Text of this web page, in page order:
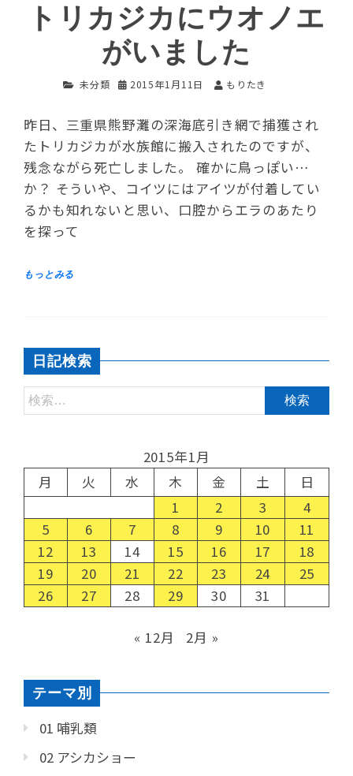
トリカジカにウオノエ
がいました
未分類 2015年1月11日 もりたき
昨日、三重県熊野灘の深海底引き網で捕獲され
たトリカジカが水族館に搬入されたのですが、
残念ながら死亡しました。 確かに鳥っぽい…
か？ そういや、コイツにはアイツが付着してい
るかも知れないと思い、口腔からエラのあたり
を探って
日記検索
2015年1月
月
火 水 木 金 土
日
1
2 3
4
5
6 7 8 9 10
11
12
13 14 15 16 17
18
19
20 21 22 23 24
25
26
27 28 29 30 31
« 12月 2月 »
テーマ別
01 哺乳類
02 アシカショー